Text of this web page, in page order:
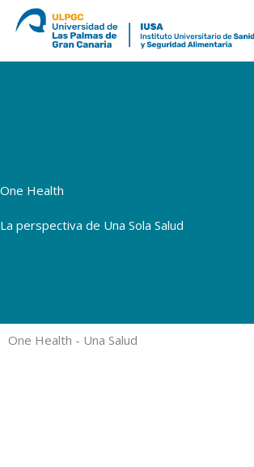
One Health
La perspectiva de Una Sola Salud
One Health - Una Salud